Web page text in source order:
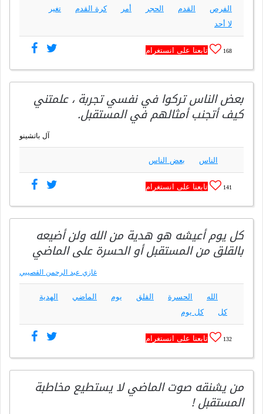
الفرص القدم الحجر أمر كرة القدم
تغير
لا أحد
168 تابعنا على انستغرام
بعض الناس تركوا في نفسي تجربة ، علمتني
كيف أتجنب أمثالهم في المستقبل.
آل باتشينو
الناس بعض الناس
141 تابعنا على انستغرام
كل يوم أعيشه هو هدية من الله ولن أضيعه
بالقلق من المستقبل أو الحسرة على الماضي
غازي عبد الرحمن القصيبي
الله الحسرة القلق يوم الماضي
الهدية
كل
كل يوم
132 تابعنا على انستغرام
من يشنقه صوت الماضي لا يستطيع مخاطبة
المستقبل !